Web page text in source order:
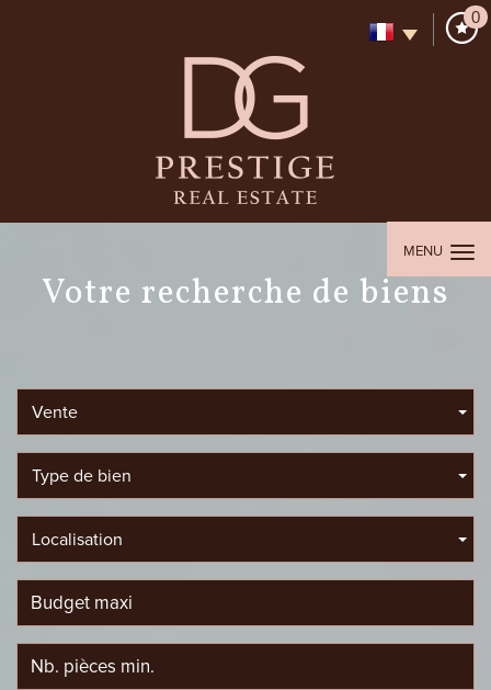
0
MENU
votre recherche de biens
Vente
Type de bien
Localisation